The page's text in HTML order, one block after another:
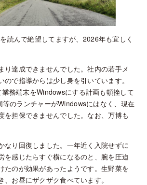
を読んで絶望してますが、2026年も宜しく
り達成できませんでした。社内の若手メ
ので指導からは少し身を引いています。
務端末をWindowsにする計画も頓挫して
等のランチャーがWindowsにはなく、現在
を担保できませんでした。なお、万博も
なり回復しました。一年近く入院せずに
を感じたらすぐ横になるのと、腕を圧迫
たのが効果があったようです。生野菜を
、お昼にザクザク食べています。